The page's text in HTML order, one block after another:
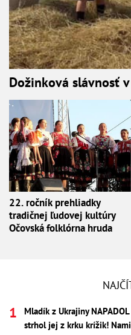
Dožinková slávnosť
22. ročník prehliadky
tradičnej ľudovej kultúry
Očovská folklórna hruda
Mladík z Ukrajiny
strhol jej z krku krížik!